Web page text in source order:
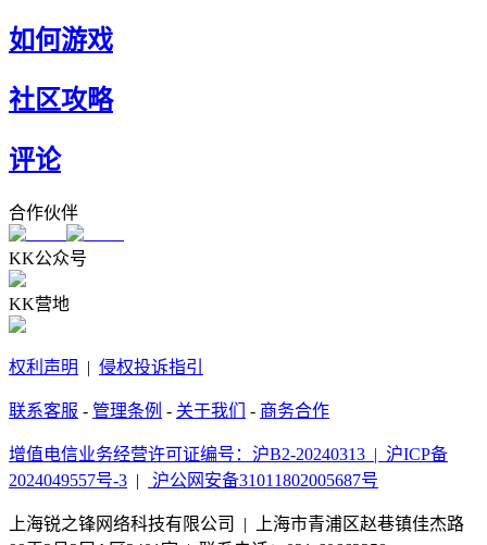
如何游戏
社区攻略
评论
合作伙伴
KK公众号
KK营地
权利声明 | 侵权投诉指引
联系客服 - 管理条例 - 关于我们 - 商务合作
增值电信业务经营许可证编号：沪B2-20240313 | 沪ICP备
2024049557号-3 | 沪公网安备31011802005687号
上海锐之锋网络科技有限公司 | 上海市青浦区赵巷镇佳杰路